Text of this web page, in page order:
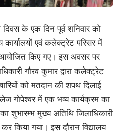
दिवस के एक दिन पूर्व शनिवार को
एवं कलेक्ट्रेट परिसर में
किए गए। इस अवसर पर
गौरव कुमार द्वारा कलेक्ट्रेट
को मतदान की शपथ दिलाई
गोपेश्वर में एक भव्य कार्यक्रम का
शुभारम्भ मुख्य अतिथि जिलाधिकारी
कर किया गया। इस दौरान विद्यालय